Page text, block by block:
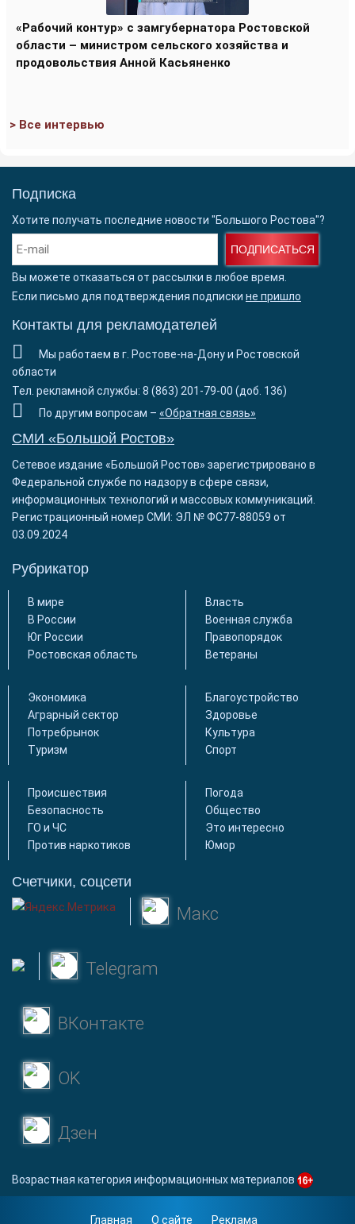
«Рабочий контур» с замгубернатора Ростовской
области – министром сельского хозяйства и
продовольствия Анной Касьяненко
> Все интервью
Подписка
Хотите получать последние новости "Большого Ростова"?
ПОДПИСАТЬСЯ
Вы можете отказаться от рассылки в любое время.
Если письмо для подтверждения подписки не пришло
Контакты для рекламодателей
Мы работаем в г. Ростове-на-Дону и Ростовской
области
Тел. рекламной службы: 8 (863) 201-79-00 (доб. 136)
По другим вопросам – «Обратная связь»
СМИ «Большой Ростов»
Сетевое издание «Большой Ростов» зарегистрировано в
Федеральной службе по надзору в сфере связи,
информационных технологий и массовых коммуникаций.
Регистрационный номер СМИ: ЭЛ № ФС77-88059 от
03.09.2024
Рубрикатор
В мире
В России
Юг России
Ростовская область
Власть
Военная служба
Правопорядок
Ветераны
Экономика
Аграрный сектор
Потребрынок
Туризм
Благоустройство
Здоровье
Культура
Спорт
Происшествия
Безопасность
ГО и ЧС
Против наркотиков
Погода
Общество
Это интересно
Юмор
Счетчики, соцсети
Макс
Telegram
ВКонтакте
OK
Дзен
Возрастная категория информационных материалов
Главная О сайте Реклама